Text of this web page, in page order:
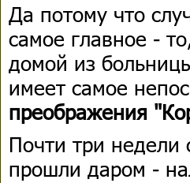
Да потому что
самое главное -
домой из
имеет самое
преображения
Почти три недели
прошли даром -